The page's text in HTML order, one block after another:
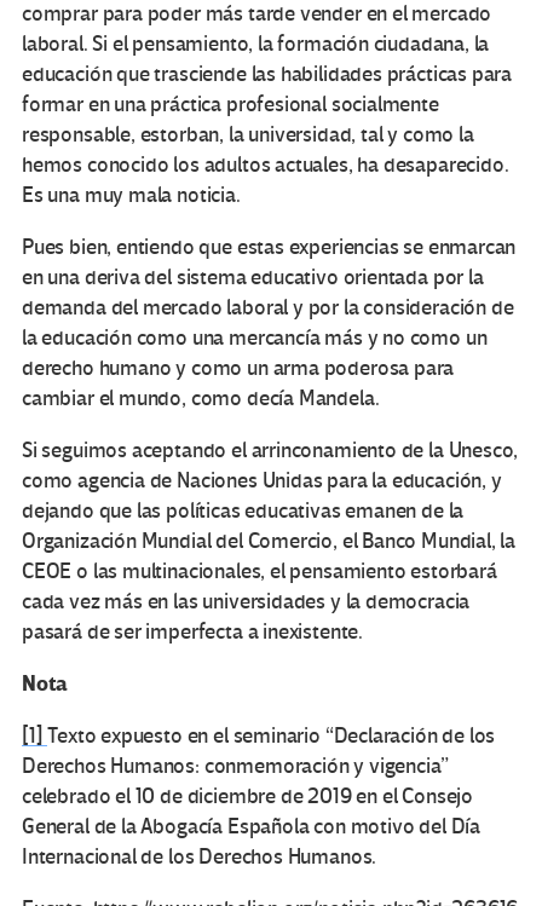
comprar para poder más tarde vender en el mercado
laboral. Si el pensamiento, la formación ciudadana, la
educación que trasciende las habilidades prácticas para
formar en una práctica profesional socialmente
responsable, estorban, la universidad, tal y como la
hemos conocido los adultos actuales, ha desaparecido.
Es una muy mala noticia.
Pues bien, entiendo que estas experiencias se enmarcan
en una deriva del sistema educativo orientada por la
demanda del mercado laboral y por la consideración de
la educación como una mercancía más y no como un
derecho humano y como un arma poderosa para
cambiar el mundo, como decía Mandela.
Si seguimos aceptando el arrinconamiento de la Unesco,
como agencia de Naciones Unidas para la educación, y
dejando que las políticas educativas emanen de la
Organización Mundial del Comercio, el Banco Mundial, la
CEOE o las multinacionales, el pensamiento estorbará
cada vez más en las universidades y la democracia
pasará de ser imperfecta a inexistente.
Nota
[1]Texto expuesto en el seminario “Declaración de los
Derechos Humanos: conmemoración y vigencia”
celebrado el 10 de diciembre de 2019 en el Consejo
General de la Abogacía Española con motivo del Día
Internacional de los Derechos Humanos.